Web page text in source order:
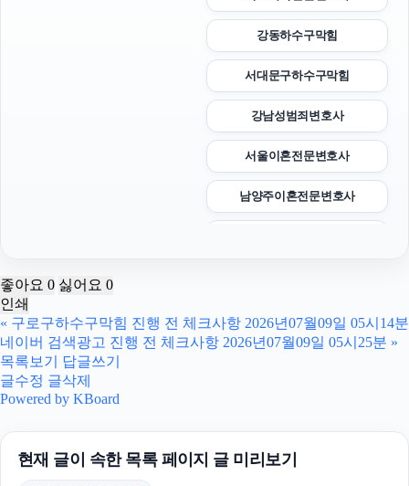
강동하수구막힘
서대문구하수구막힘
강남성범죄변호사
서울이혼전문변호사
남양주이혼전문변호사
광진구하수구막힘
좋아요 0 싫어요 0
인쇄
« 구로구하수구막힘 진행 전 체크사항 2026년07월09일 05시14분
네이버 검색광고 진행 전 체크사항 2026년07월09일 05시25분 »
목록보기
답글쓰기
글수정 글삭제
Powered by KBoard
현재 글이 속한 목록 페이지 글 미리보기